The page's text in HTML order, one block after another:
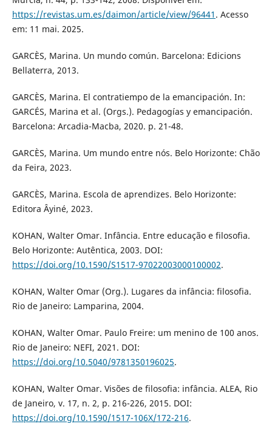
https://revistas.um.es/daimon/article/view/96441 . Acesso
em: 11 mai. 2025.
GARCÈS, Marina. Un mundo común. Barcelona: Edicions
Bellaterra, 2013.
GARCÈS, Marina. El contratiempo de la emancipación. In:
GARCÉS, Marina et al. (Orgs.). Pedagogías y emancipación.
Barcelona: Arcadia-Macba, 2020. p. 21-48.
GARCÈS, Marina. Um mundo entre nós. Belo Horizonte: Chão
da Feira, 2023.
GARCÈS, Marina. Escola de aprendizes. Belo Horizonte:
Editora Âyiné, 2023.
KOHAN, Walter Omar. Infância. Entre educação e filosofia.
Belo Horizonte: Autêntica, 2003. DOI:
https://doi.org/10.1590/S1517-97022003000100002.
KOHAN, Walter Omar (Org.). Lugares da infância: filosofia.
Rio de Janeiro: Lamparina, 2004.
KOHAN, Walter Omar. Paulo Freire: um menino de 100 anos.
Rio de Janeiro: NEFI, 2021. DOI:
https://doi.org/10.5040/9781350196025.
KOHAN, Walter Omar. Visões de filosofia: infância. ALEA, Rio
de Janeiro, v. 17, n. 2, p. 216-226, 2015. DOI:
https://doi.org/10.1590/1517-106X/172-216.